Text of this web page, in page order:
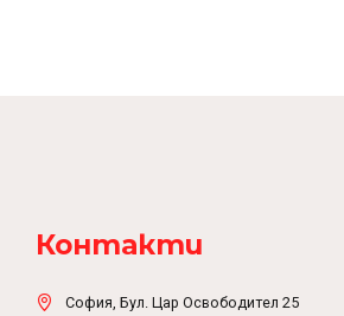
Контакти
София, Бул. Цар Освободител 25